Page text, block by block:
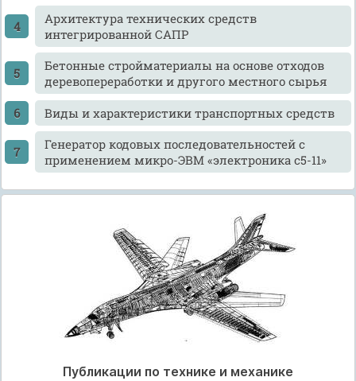
Архитектура технических средств
интегрированной САПР
Бетонные стройматериалы на основе отходов
деревопереработки и другого местного сырья
Виды и характеристики транспортных средств
Генератор кодовых последовательностей с
применением микро-ЭВМ «электроника с5-11»
Публикации по технике и механике